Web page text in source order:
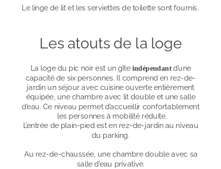
Le linge de lit et les serviettes de toilette sont fournis.
Les atouts de la loge
La loge du pic noir est un gîte indépendant d’une
capacité de six personnes. Il comprend en rez-de-
jardin un séjour avec cuisine ouverte entièrement
équipée, une chambre avec lit double et une salle
d’eau. Ce niveau permet d’accueillir confortablement
les personnes à mobilité réduite.
L’entrée de plain-pied est en rez-de-jardin au niveau
du parking.
Au rez-de-chaussée, une chambre double avec sa
salle d’eau privative.